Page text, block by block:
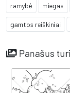
ramybė miegas
gamtos reiškiniai
Panašus